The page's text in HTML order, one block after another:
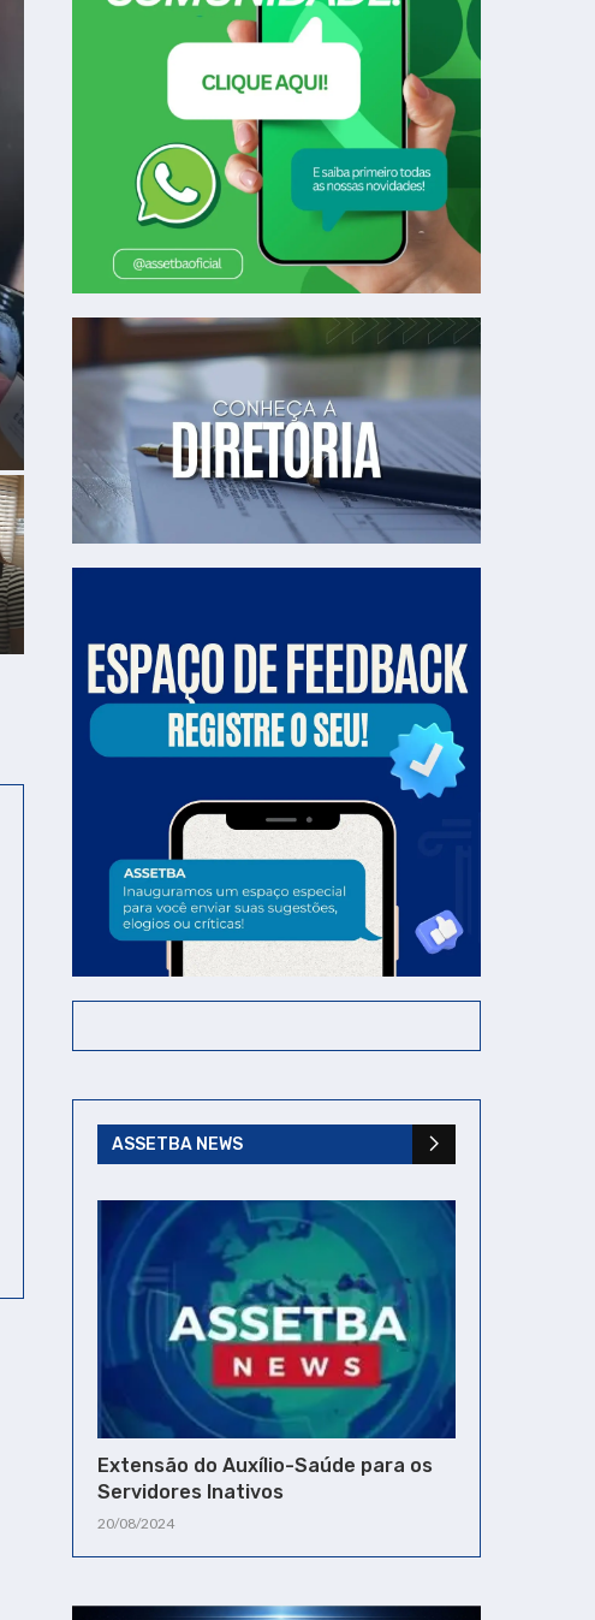
ASSETBA NEWS
Extensão do Auxílio-Saúde para os
Servidores Inativos
20/08/2024